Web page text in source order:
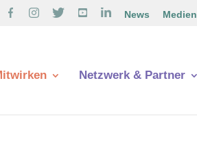
News Medien
Netzwerk & Partner